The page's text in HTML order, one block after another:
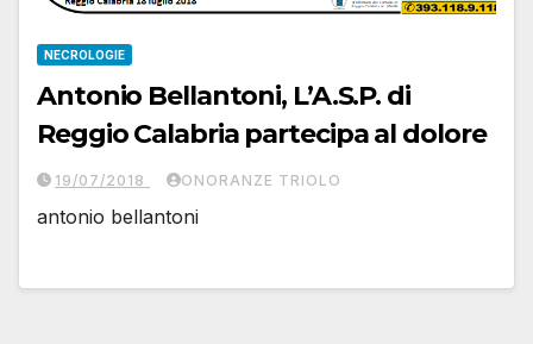
NECROLOGIE
Antonio Bellantoni, L’A.S.P. di
Reggio Calabria partecipa al dolore
19/07/2018 ONORANZE TRIOLO
antonio bellantoni